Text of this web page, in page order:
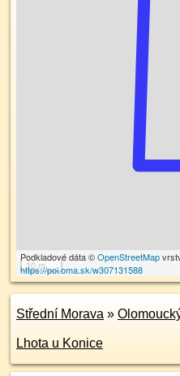
10 m
Podkladové dáta ©OpenStreetMap
https://poi.oma.sk/w307131588
Střední Morava »
Lhota u Konice